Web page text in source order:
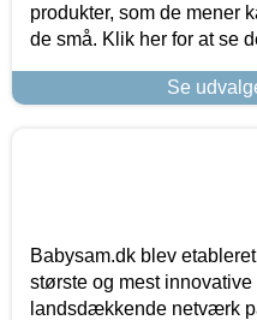
produkter, som de mener
de små. Klik her for at se
Se
Babysam.dk blev
største og mest
landsdækkende netværk